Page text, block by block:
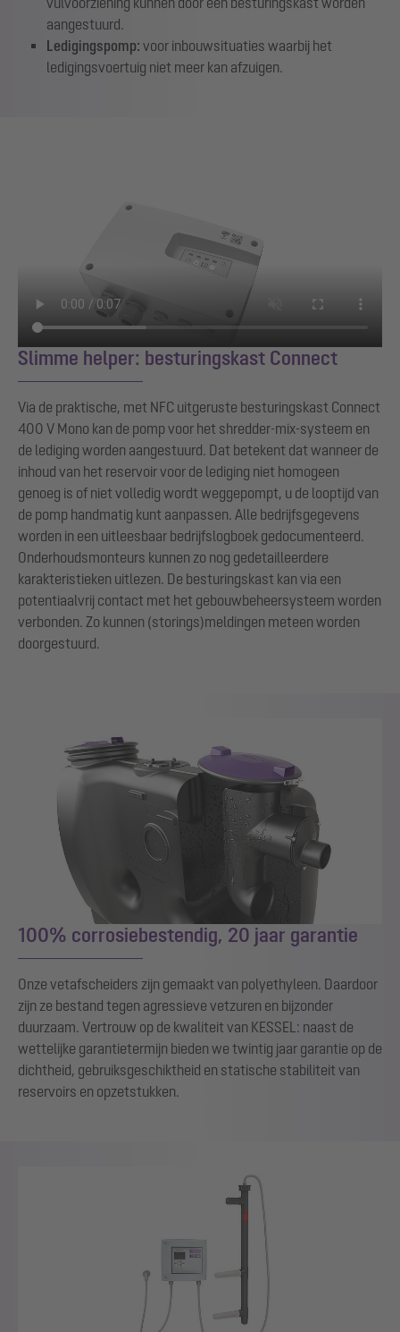
aangestuurd.
Ledigingspomp: voor inbouwsituaties waarbij het
ledigingsvoertuig niet meer kan afzuigen.
Slimme helper: besturingskast Connect
Via de praktische, met NFC uitgeruste besturingskast Connect
400 V Mono kan de pomp voor het shredder-mix-systeem en
de lediging worden aangestuurd. Dat betekent dat wanneer de
inhoud van het reservoir voor de lediging niet homogeen
genoeg is of niet volledig wordt weggepompt, u de looptijd van
de pomp handmatig kunt aanpassen. Alle bedrijfsgegevens
worden in een uitleesbaar bedrijfslogboek gedocumenteerd.
Onderhoudsmonteurs kunnen zo nog gedetailleerdere
karakteristieken uitlezen. De besturingskast kan via een
potentiaalvrij contact met het gebouwbeheersysteem worden
verbonden. Zo kunnen (storings)meldingen meteen worden
doorgestuurd.
100% corrosiebestendig, 20 jaar garantie
Onze vetafscheiders zijn gemaakt van polyethyleen. Daardoor
zijn ze bestand tegen agressieve vetzuren en bijzonder
duurzaam. Vertrouw op de kwaliteit van KESSEL: naast de
wettelijke garantietermijn bieden we twintig jaar garantie op de
dichtheid, gebruiksgeschiktheid en statische stabiliteit van
reservoirs en opzetstukken.